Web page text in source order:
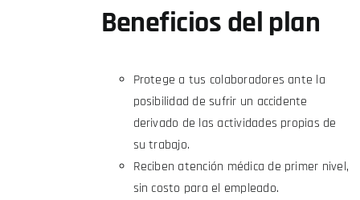
Beneficios del plan
Protege a tus colaboradores ante la
posibilidad de sufrir un accidente
derivado de las actividades propias de
su trabajo.
Reciben atención médica de primer nivel,
sin costo para el empleado.